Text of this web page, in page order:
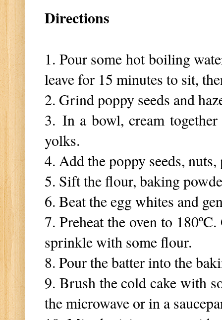
Directions
1. Pour some hot boiling
leave for 15 minutes to sit,
2. Grind poppy seeds and
3. In a bowl, cream
yolks.
4. Add the poppy seeds,
5. Sift the flour, baking
6. Beat the egg whites and
7. Preheat the oven to 180ºC.
sprinkle with some flour.
8. Pour the batter into the
9. Brush the cold cake with
the microwave or in a